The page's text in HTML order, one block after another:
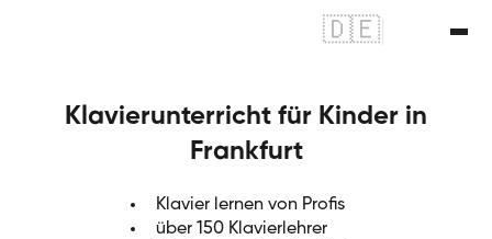
🇩🇪
Klavierunterricht für Kinder in
Frankfurt
Klavier lernen von Profis
über 150 Klavierlehrer